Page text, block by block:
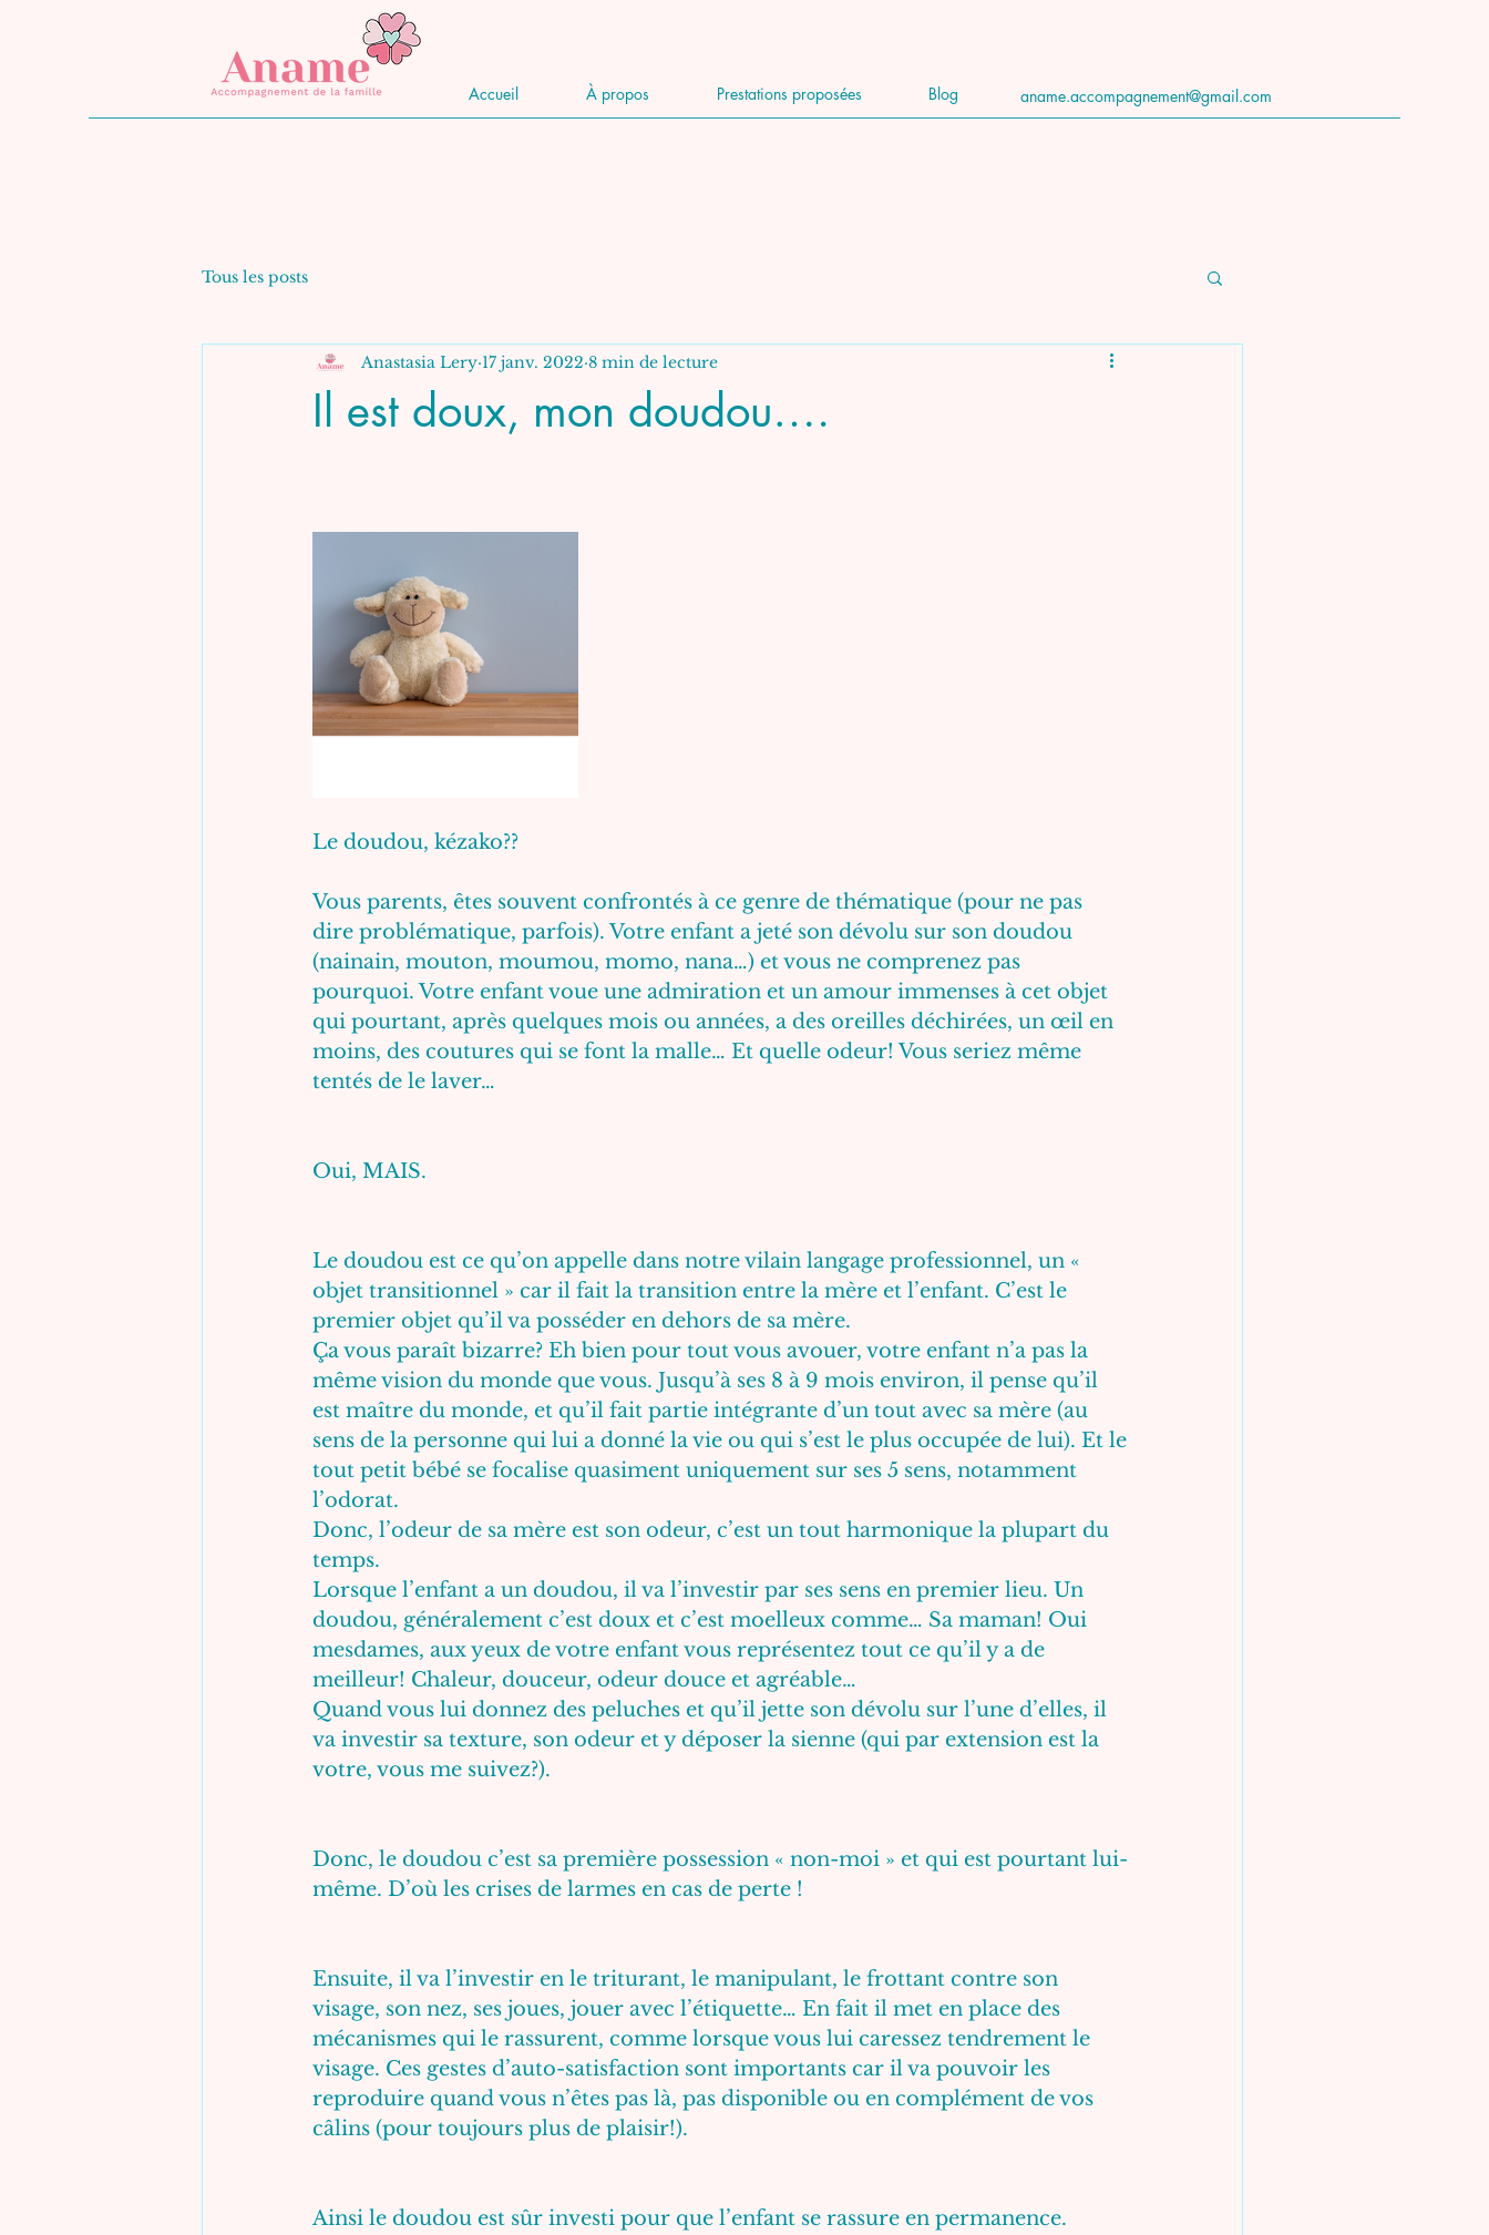
Accueil À propos Prestations proposées Blog aname.accompagnement@gmail.com
Tous les posts
Il est doux, mon doudou….
Anastasia Lery 17 janv. 2022 8 min de lecture
Le doudou, kézako??
Vous parents, êtes souvent confrontés à ce genre de thématique (pour ne pas
dire problématique, parfois). Votre enfant a jeté son dévolu sur son doudou
(nainain, mouton, moumou, momo, nana…) et vous ne comprenez pas
pourquoi. Votre enfant voue une admiration et un amour immenses à cet objet
qui pourtant, après quelques mois ou années, a des oreilles déchirées, un œil en
moins, des coutures qui se font la malle… Et quelle odeur! Vous seriez même
tentés de le laver…
Oui, MAIS.
Le doudou est ce qu’on appelle dans notre vilain langage professionnel, un «
objet transitionnel » car il fait la transition entre la mère et l’enfant. C’est le
premier objet qu’il va posséder en dehors de sa mère.
Ça vous paraît bizarre? Eh bien pour tout vous avouer, votre enfant n’a pas la
même vision du monde que vous. Jusqu’à ses 8 à 9 mois environ, il pense qu’il
est maître du monde, et qu’il fait partie intégrante d’un tout avec sa mère (au
sens de la personne qui lui a donné la vie ou qui s’est le plus occupée de lui). Et le
tout petit bébé se focalise quasiment uniquement sur ses 5 sens, notamment
l’odorat.
Donc, l’odeur de sa mère est son odeur, c’est un tout harmonique la plupart du
temps.
Lorsque l’enfant a un doudou, il va l’investir par ses sens en premier lieu. Un
doudou, généralement c’est doux et c’est moelleux comme… Sa maman! Oui
mesdames, aux yeux de votre enfant vous représentez tout ce qu’il y a de
meilleur! Chaleur, douceur, odeur douce et agréable…
Quand vous lui donnez des peluches et qu’il jette son dévolu sur l’une d’elles, il
va investir sa texture, son odeur et y déposer la sienne (qui par extension est la
votre, vous me suivez?).
Donc, le doudou c’est sa première possession « non-moi » et qui est pourtant lui-
même. D’où les crises de larmes en cas de perte !
Ensuite, il va l’investir en le triturant, le manipulant, le frottant contre son
visage, son nez, ses joues, jouer avec l’étiquette… En fait il met en place des
mécanismes qui le rassurent, comme lorsque vous lui caressez tendrement le
visage. Ces gestes d’auto-satisfaction sont importants car il va pouvoir les
reproduire quand vous n’êtes pas là, pas disponible ou en complément de vos
câlins (pour toujours plus de plaisir!).
Ainsi le doudou est sûr investi pour que l’enfant se rassure en permanence.